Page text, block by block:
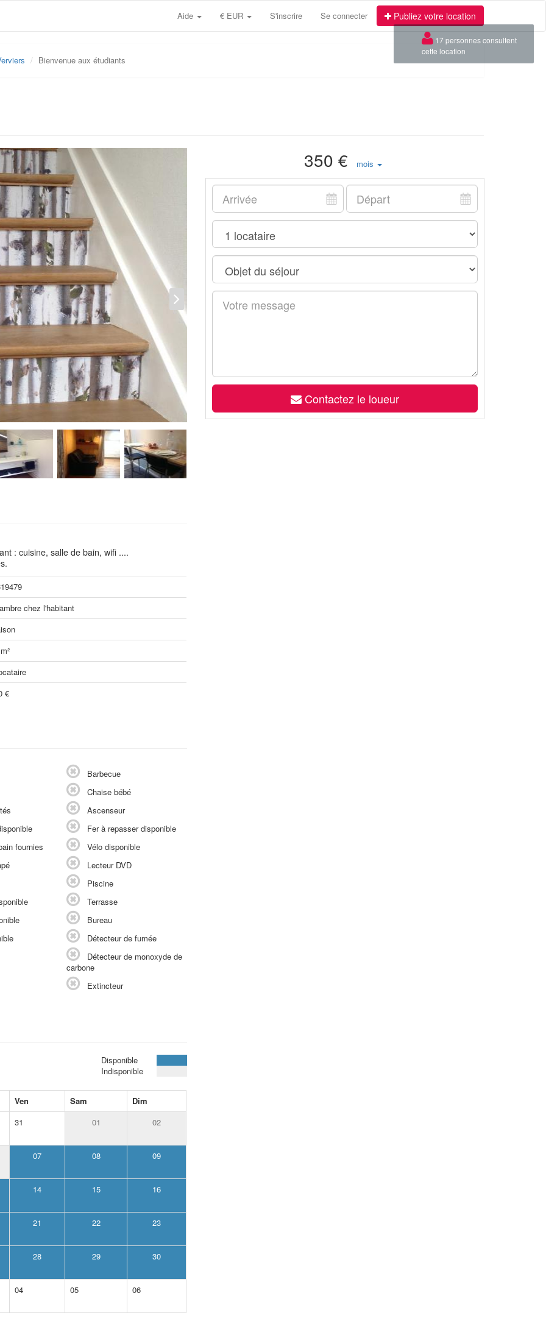
Aide € EUR S'inscrire Se connecter Publiez votre location
Bienvenue aux étudiants
350 € mois
Contactez le loueur
: cuisine, salle de bain, wifi ....
chez l'habitant
€
fournies
Barbecue
Chaise bébé
Ascenseur
Fer à repasser disponible
Vélo disponible
Lecteur DVD
Piscine
Terrasse
Bureau
Détecteur de fumée
Détecteur de monoxyde de
carbone
Extincteur
Disponible
Indisponible
Ven Sam
Dim
31
01 02
07 08 09
14 15 16
21 22 23
28 29 30
04 05 06
×
17 personnes consultent
cette location